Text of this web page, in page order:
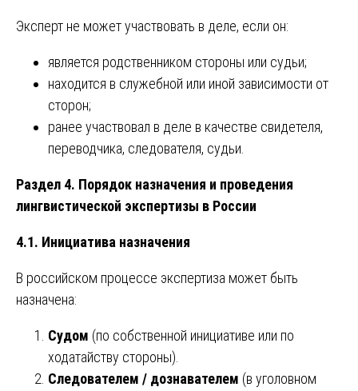
Эксперт не может участвовать в деле, если он:
является родственником стороны или судьи;
находится в служебной или иной зависимости от
сторон;
ранее участвовал в деле в качестве свидетеля,
переводчика, следователя, судьи.
Раздел 4. Порядок назначения и проведения
лингвистической экспертизы в России
4.1. Инициатива назначения
В российском процессе экспертиза может быть
назначена:
Судом (по собственной инициативе или по
ходатайству стороны).
Следователем / дознавателем (в уголовном